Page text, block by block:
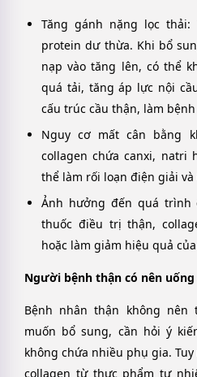
Tăng gánh nặng lọc thải:
protein dư thừa. Khi bổ
nạp vào tăng lên, có thể
quá tải, tăng áp lực nội
cấu trúc cầu thận, làm
Nguy cơ mất cân bằng
collagen chứa canxi, natri
thể làm rối loạn điện giải
Ảnh hưởng đến quá trình
thuốc điều trị thận,
hoặc làm giảm hiệu quả
Người bệnh thận có nên
Bệnh nhân thận không nên
muốn bổ sung, cần hỏi ý
không chứa nhiều phụ gia.
collagen từ thực phẩm tự